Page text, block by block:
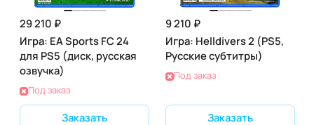
29 210 ₽
Игра: EA Sports FC 24
для PS5 (диск, русская
озвучка)
Под заказ
Заказать
9 210 ₽
Игра: Helldivers 2 (PS5,
Русские субтитры)
Под заказ
Заказать